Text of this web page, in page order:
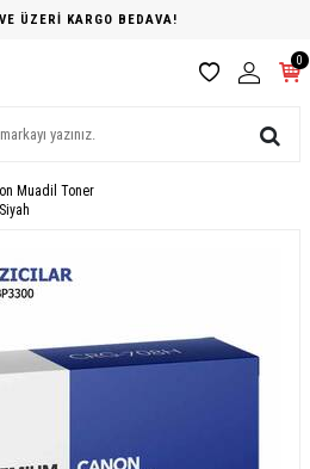
ÜZERİ KARGO BEDAVA!
0
Muadil Toner